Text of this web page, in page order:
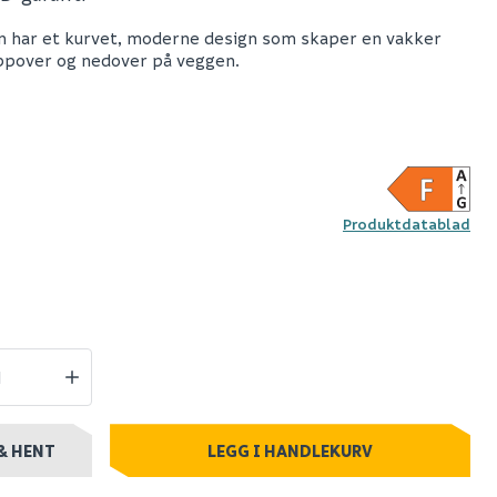
Nordlux explore
vegglampe gu10
har et kurvet, moderne design som skaper en vakker
og nedover på veggen.
Produktdatablad
HENT LEGG I HANDLEKURV